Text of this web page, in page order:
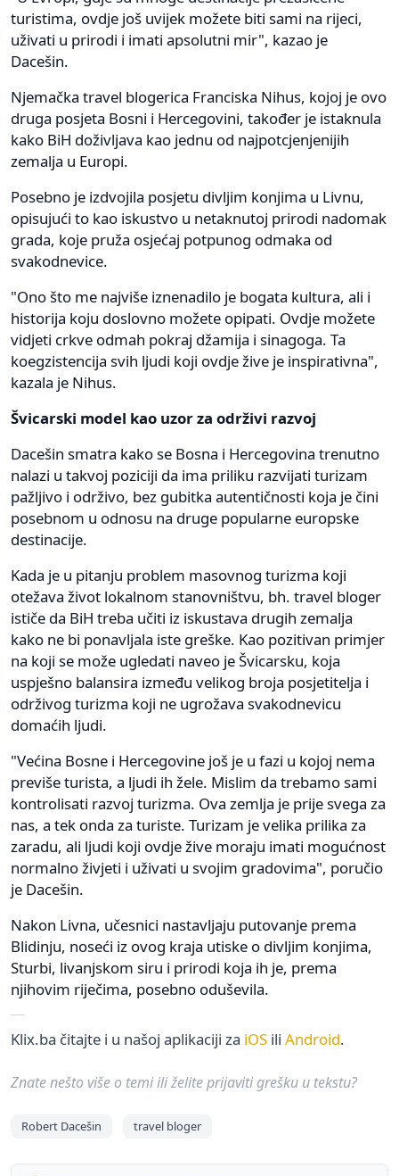
turistima, ovdje još uvijek možete biti sami na rijeci,
uživati u prirodi i imati apsolutni mir", kazao je
Dacešin.
Njemačka travel blogerica Franciska Nihus, kojoj je ovo
druga posjeta Bosni i Hercegovini, također je istaknula
kako BiH doživljava kao jednu od najpotcjenjenijih
zemalja u Europi.
Posebno je izdvojila posjetu divljim konjima u Livnu,
opisujući to kao iskustvo u netaknutoj prirodi nadomak
grada, koje pruža osjećaj potpunog odmaka od
svakodnevice.
"Ono što me najviše iznenadilo je bogata kultura, ali i
historija koju doslovno možete opipati. Ovdje možete
vidjeti crkve odmah pokraj džamija i sinagoga. Ta
koegzistencija svih ljudi koji ovdje žive je inspirativna",
kazala je Nihus.
Švicarski model kao uzor za održivi razvoj
Dacešin smatra kako se Bosna i Hercegovina trenutno
nalazi u takvoj poziciji da ima priliku razvijati turizam
pažljivo i održivo, bez gubitka autentičnosti koja je čini
posebnom u odnosu na druge popularne europske
destinacije.
Kada je u pitanju problem masovnog turizma koji
otežava život lokalnom stanovništvu, bh. travel bloger
ističe da BiH treba učiti iz iskustava drugih zemalja
kako ne bi ponavljala iste greške. Kao pozitivan primjer
na koji se može ugledati naveo je Švicarsku, koja
uspješno balansira između velikog broja posjetitelja i
održivog turizma koji ne ugrožava svakodnevicu
domaćih ljudi.
"Većina Bosne i Hercegovine još je u fazi u kojoj nema
previše turista, a ljudi ih žele. Mislim da trebamo sami
kontrolisati razvoj turizma. Ova zemlja je prije svega za
nas, a tek onda za turiste. Turizam je velika prilika za
zaradu, ali ljudi koji ovdje žive moraju imati mogućnost
normalno živjeti i uživati u svojim gradovima", poručio
je Dacešin.
Nakon Livna, učesnici nastavljaju putovanje prema
Blidinju, noseći iz ovog kraja utiske o divljim konjima,
Sturbi, livanjskom siru i prirodi koja ih je, prema
njihovim riječima, posebno oduševila.
Klix.ba čitajte i u našoj aplikaciji za iOS ili Android.
Znate nešto više o temi ili želite prijaviti grešku u tekstu?
Robert Dacešin travel bloger